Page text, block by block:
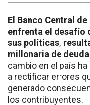
El Banco Central
enfrenta el desafío
sus políticas,
millonaria de deuda
cambio en el país
a rectificar errores
generado
los contribuyentes.